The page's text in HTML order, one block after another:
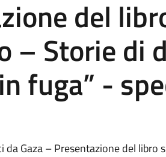
del
– Storie di
fuga” -
da Gaza – Presentazione del libro